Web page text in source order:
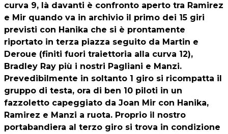
curva 9, là davanti è confronto aperto tra Ramirez
e Mir quando va in archivio il primo dei 15 giri
previsti con Hanika che si è prontamente
riportato in terza piazza seguito da Martin e
Deroue (finiti fuori traiettoria alla curva 12),
Bradley Ray più i nostri Pagliani e Manzi.
Prevedibilmente in soltanto 1 giro si ricompatta il
gruppo di testa, ora di ben 10 piloti in un
fazzoletto capeggiato da Joan Mir con Hanika,
Ramirez e Manzi a ruota. Proprio il nostro
portabandiera al terzo giro si trova in condizione